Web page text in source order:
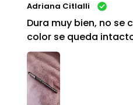
Adriana Citlalli
Dura muy bien, no se
color se queda